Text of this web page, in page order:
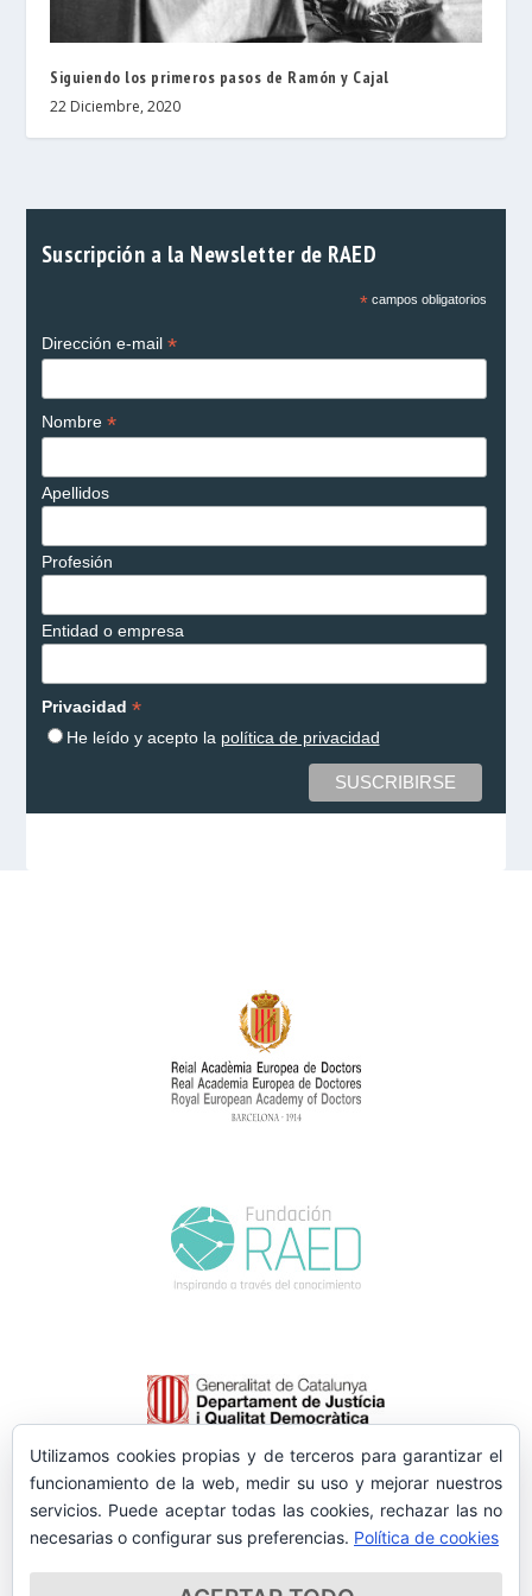
Siguiendo los primeros pasos de Ramón y Cajal
22 Diciembre, 2020
Suscripción a la Newsletter de RAED
*campos obligatorios
Dirección e-mail *
Nombre *
Apellidos
Profesión
Entidad o empresa
Privacidad *
He leído y acepto la política de privacidad
Utilizamos cookies propias y de terceros para garantizar el
funcionamiento de la web, medir su uso y mejorar nuestros
servicios. Puede aceptar todas las cookies, rechazar las no
necesarias o configurar sus preferencias. Política de cookies